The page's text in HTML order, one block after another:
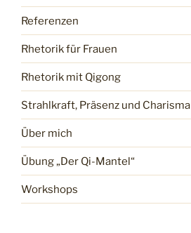
Referenzen
Rhetorik für Frauen
Rhetorik mit Qigong
Strahlkraft, Präsenz und Charisma
Über mich
Übung „Der Qi-Mantel“
Workshops